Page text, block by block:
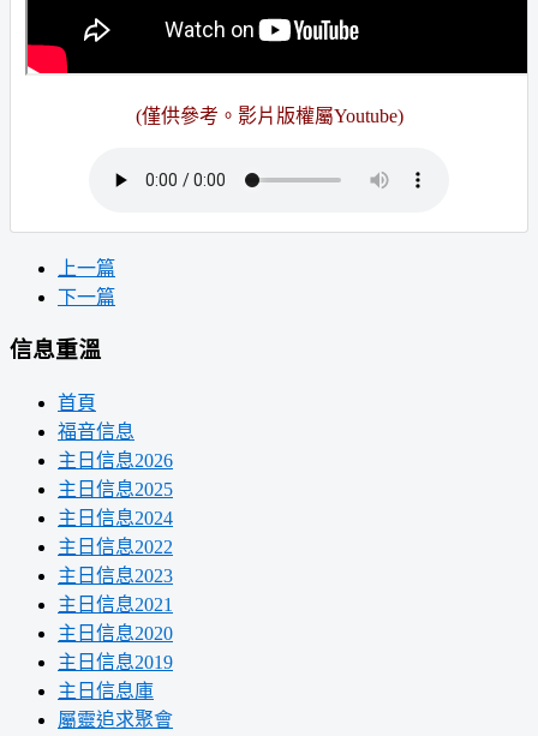
(僅供參考。影片版權屬Youtube)
上一篇
下一篇
信息重溫
首頁
福音信息
主日信息2026
主日信息2025
主日信息2024
主日信息2022
主日信息2023
主日信息2021
主日信息2020
主日信息2019
主日信息庫
屬靈追求聚會